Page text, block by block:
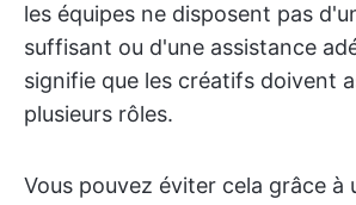
les équipes ne disposent pas
suffisant ou d'une assistance
signifie que les créatifs doivent
plusieurs rôles.
Vous pouvez éviter cela grâce à